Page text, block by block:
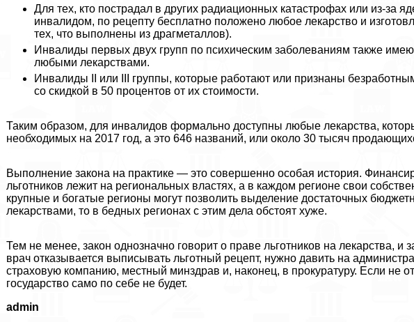
Для тех, кто пострадал в других радиационных катастрофах или из-за
инвалидом, по рецепту бесплатно положено любое лекарство и
тех, что выполнены из драгметаллов).
Инвалиды первых двух групп по психическим заболеваниям также
любыми лекарствами.
Инвалиды II или III группы, которые работают или признаны
со скидкой в 50 процентов от их стоимости.
Таким образом, для инвалидов формально доступны любые лекарства,
необходимых на 2017 год, а это 646 названий, или около 30 тысяч
Выполнение закона на пpaктике — это совершенно особая история.
льготников лежит на региональных властях, а в каждом регионе свои
крупные и богатые регионы могут позволить выделение достаточных
лекарствами, то в бедных регионах с этим дела обстоят хуже.
Тем не менее, закон однозначно говорит о праве льготников на лекарства, и
врач отказывается выписывать льготный рецепт, нужно давить на
страховую компанию, местный минздрав и, наконец, в прокуратуру. Если не
государство само по себе не будет.
admin